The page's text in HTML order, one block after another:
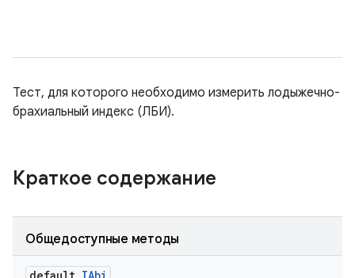
Тест, для которого необходимо измерить лодыжечно-
брахиальный индекс (ЛБИ).
Краткое содержание
Общедоступные методы